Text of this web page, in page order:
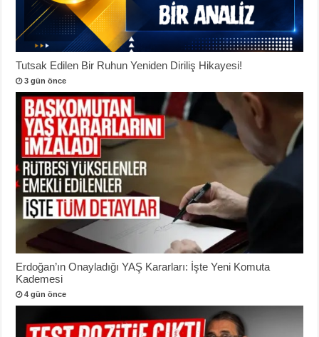
Tutsak Edilen Bir Ruhun Yeniden Diriliş Hikayesi!
3 gün önce
Erdoğan’ın Onayladığı YAŞ Kararları: İşte Yeni Komuta
Kademesi
4 gün önce